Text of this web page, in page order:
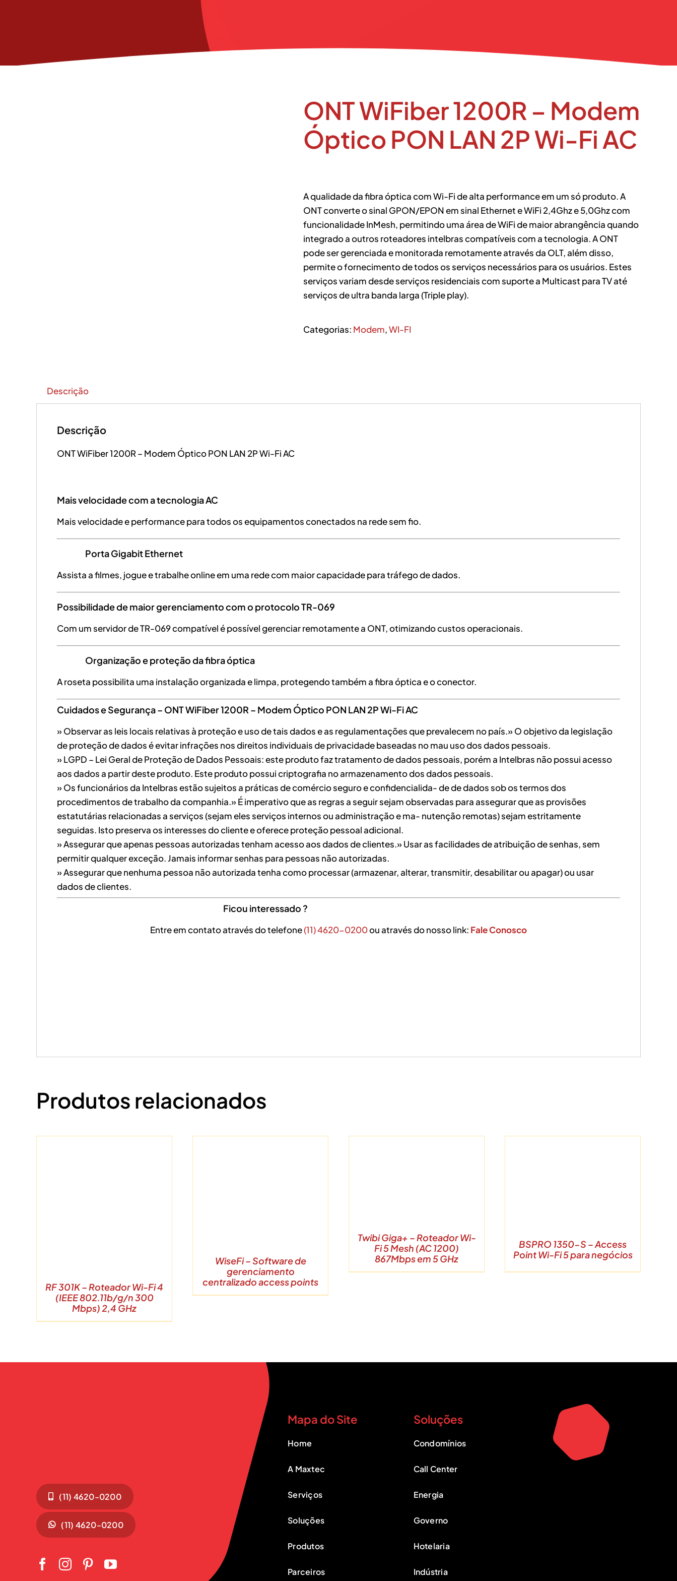
ONT WiFiber 1200R – Modem
Óptico PON LAN 2P Wi-Fi AC
A qualidade da fibra óptica com Wi-Fi de alta performance em um só produto. A
ONT converte o sinal GPON/EPON em sinal Ethernet e WiFi 2,4Ghz e 5,0Ghz com
funcionalidade InMesh, permitindo uma área de WiFi de maior abrangência quando
integrado a outros roteadores intelbras compatíveis com a tecnologia. A ONT
pode ser gerenciada e monitorada remotamente através da OLT, além disso,
permite o fornecimento de todos os serviços necessários para os usuários. Estes
serviços variam desde serviços residenciais com suporte a Multicast para TV até
serviços de ultra banda larga (Triple play).
Categorias: Modem,WI-FI
Descrição
Descrição
ONT WiFiber 1200R – Modem Óptico PON LAN 2P Wi-Fi AC
Mais velocidade com a tecnologia AC
Mais velocidade e performance para todos os equipamentos conectados na rede sem fio.
Porta Gigabit Ethernet
Assista a filmes, jogue e trabalhe online em uma rede com maior capacidade para tráfego de dados.
Possibilidade de maior gerenciamento com o protocolo TR-069
Com um servidor de TR-069 compatível é possível gerenciar remotamente a ONT, otimizando custos operacionais.
Organização e proteção da fibra óptica
A roseta possibilita uma instalação organizada e limpa, protegendo também a fibra óptica e o conector.
Cuidados e Segurança – ONT WiFiber 1200R – Modem Óptico PON LAN 2P Wi-Fi AC
» Observar as leis locais relativas à proteção e uso de tais dados e as regulamentações que prevalecem no país.» O objetivo da legislação
de proteção de dados é evitar infrações nos direitos individuais de privacidade baseadas no mau uso dos dados pessoais.
» LGPD – Lei Geral de Proteção de Dados Pessoais: este produto faz tratamento de dados pessoais, porém a Intelbras não possui acesso
aos dados a partir deste produto. Este produto possui criptografia no armazenamento dos dados pessoais.
» Os funcionários da Intelbras estão sujeitos a práticas de comércio seguro e confidencialida- de de dados sob os termos dos
procedimentos de trabalho da companhia.» É imperativo que as regras a seguir sejam observadas para assegurar que as provisões
estatutárias relacionadas a serviços (sejam eles serviços internos ou administração e ma- nutenção remotas) sejam estritamente
seguidas. Isto preserva os interesses do cliente e oferece proteção pessoal adicional.
» Assegurar que apenas pessoas autorizadas tenham acesso aos dados de clientes.» Usar as facilidades de atribuição de senhas, sem
permitir qualquer exceção. Jamais informar senhas para pessoas não autorizadas.
» Assegurar que nenhuma pessoa não autorizada tenha como processar (armazenar, alterar, transmitir, desabilitar ou apagar) ou usar
dados de clientes.
Ficou interessado ?
Entre em contato através do telefone(11) 4620-0200ou através do nosso link: Fale Conosco
Produtos relacionados
RF 301K – Roteador Wi-Fi 4
(IEEE 802.11b/g/n 300
Mbps) 2,4 GHz
WiseFi – Software de
gerenciamento
centralizado access points
Twibi Giga+ – Roteador Wi-
Fi 5 Mesh (AC 1200)
867Mbps em 5 GHz
BSPRO 1350-S – Access
Point Wi-Fi 5 para negócios
(11) 4620-0200
(11) 4620-0200
Mapa do Site
Home
A Maxtec
Serviços
Soluções
Produtos
Parceiros
Soluções
Condomínios
Call Center
Energia
Governo
Hotelaria
Indústria